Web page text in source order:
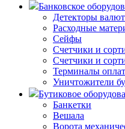
Банковское
Детекторы валют
Расходные
Сейфы
Счетчики и
Счетчики и
Терминалы
Уничтожители
Бутиковое
Банкетки
Вешала
Ворота